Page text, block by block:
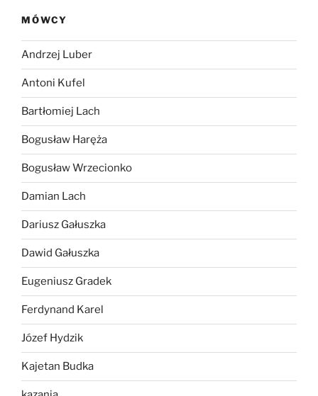
MÓWCY
Andrzej Luber
Antoni Kufel
Bartłomiej Lach
Bogusław Haręża
Bogusław Wrzecionko
Damian Lach
Dariusz Gałuszka
Dawid Gałuszka
Eugeniusz Gradek
Ferdynand Karel
Józef Hydzik
Kajetan Budka